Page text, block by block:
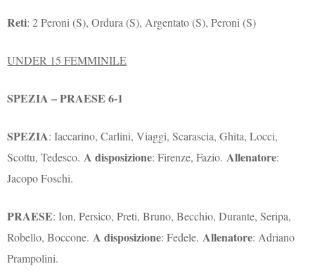
Reti: 2 Peroni (S), Ordura (S), Argentato (S), Peroni (S)
UNDER 15 FEMMINILE
SPEZIA – PRAESE 6-1
SPEZIA: Iaccarino, Carlini, Viaggi, Scarascia, Ghita, Locci,
Scottu, Tedesco.A disposizione: Firenze, Fazio.Allenatore:
Jacopo Foschi.
PRAESE: Ion, Persico, Preti, Bruno, Becchio, Durante, Seripa,
Robello, Boccone.A disposizione: Fedele.Allenatore: Adriano
Prampolini.